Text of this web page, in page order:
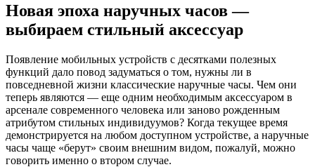
Новая эпоха наручных часов —
выбираем стильный аксессуар
Появление мобильных устройств с десятками полезных
функций дало повод задуматься о том, нужны ли в
повседневной жизни классические наручные часы. Чем они
теперь являются — еще одним необходимым аксессуаром в
арсенале современного человека или заново рожденным
атрибутом стильных индивидуумов? Когда текущее время
демонстрируется на любом доступном устройстве, а наручные
часы чаще «берут» своим внешним видом, пожалуй, можно
говорить именно о втором случае.